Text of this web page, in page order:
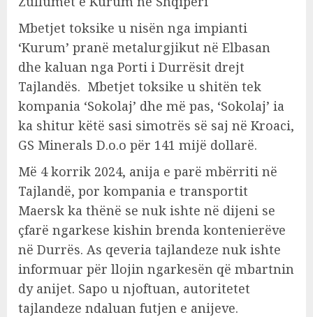
Mbetjet toksike u nisën nga impianti
‘Kurum’ pranë metalurgjikut në Elbasan
dhe kaluan nga Porti i Durrësit drejt
Tajlandës. Mbetjet toksike u shitën tek
kompania ‘Sokolaj’ dhe më pas, ‘Sokolaj’ ia
ka shitur këtë sasi simotrës së saj në Kroaci,
GS Minerals D.o.o për 141 mijë dollarë.
Më 4 korrik 2024, anija e parë mbërriti në
Tajlandë, por kompania e transportit
Maersk ka thënë se nuk ishte në dijeni se
çfarë ngarkese kishin brenda kontenierëve
në Durrës. As qeveria tajlandeze nuk ishte
informuar për llojin ngarkesën që mbartnin
dy anijet. Sapo u njoftuan, autoritetet
tajlandeze ndaluan futjen e anijeve.